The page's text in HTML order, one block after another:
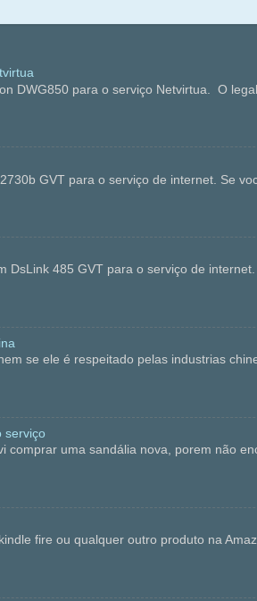
DWG850 para o serviço Netvirtua. O
GVT para o serviço de internet. Se
DsLink 485 GVT para o serviço de
se ele é respeitado pelas industrias
serviço
uma sandália nova, porem não
fire ou qualquer outro produto na